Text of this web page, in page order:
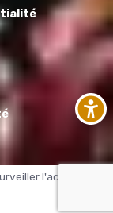
l'accessibilité